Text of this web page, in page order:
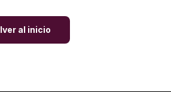
al inicio